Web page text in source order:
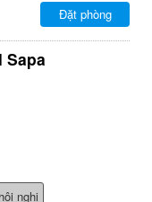
Đặt phòng
Sapa
nghị